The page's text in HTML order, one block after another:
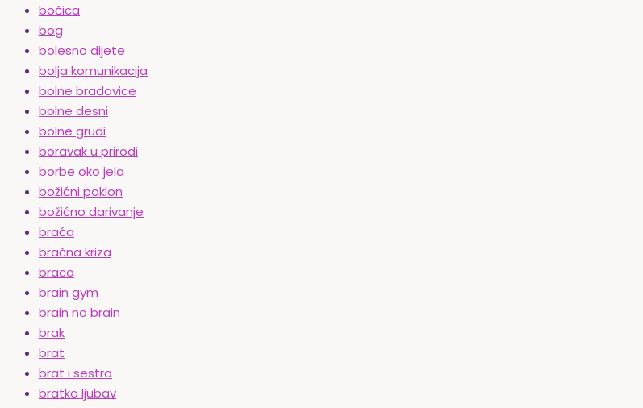
bočica
bog
bolesno dijete
bolja komunikacija
bolne bradavice
bolne desni
bolne grudi
boravak u prirodi
borbe oko jela
božićni poklon
božićno darivanje
braća
bračna kriza
braco
brain gym
brain no brain
brak
brat
brat i sestra
bratka ljubav